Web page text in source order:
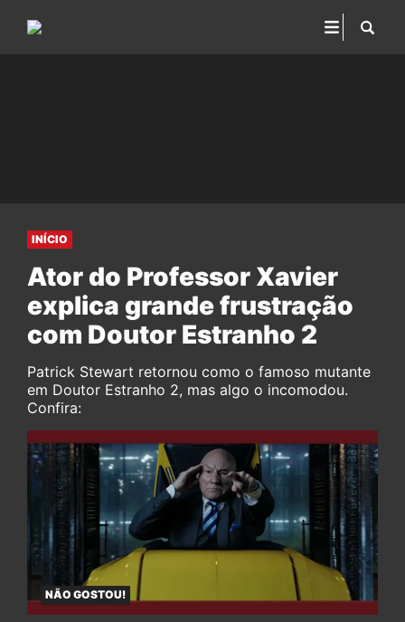
INÍCIO
Ator do Professor Xavier
explica grande frustração
com Doutor Estranho 2
Patrick Stewart retornou como o famoso mutante
em Doutor Estranho 2, mas algo o incomodou.
Confira:
NÃO GOSTOU!